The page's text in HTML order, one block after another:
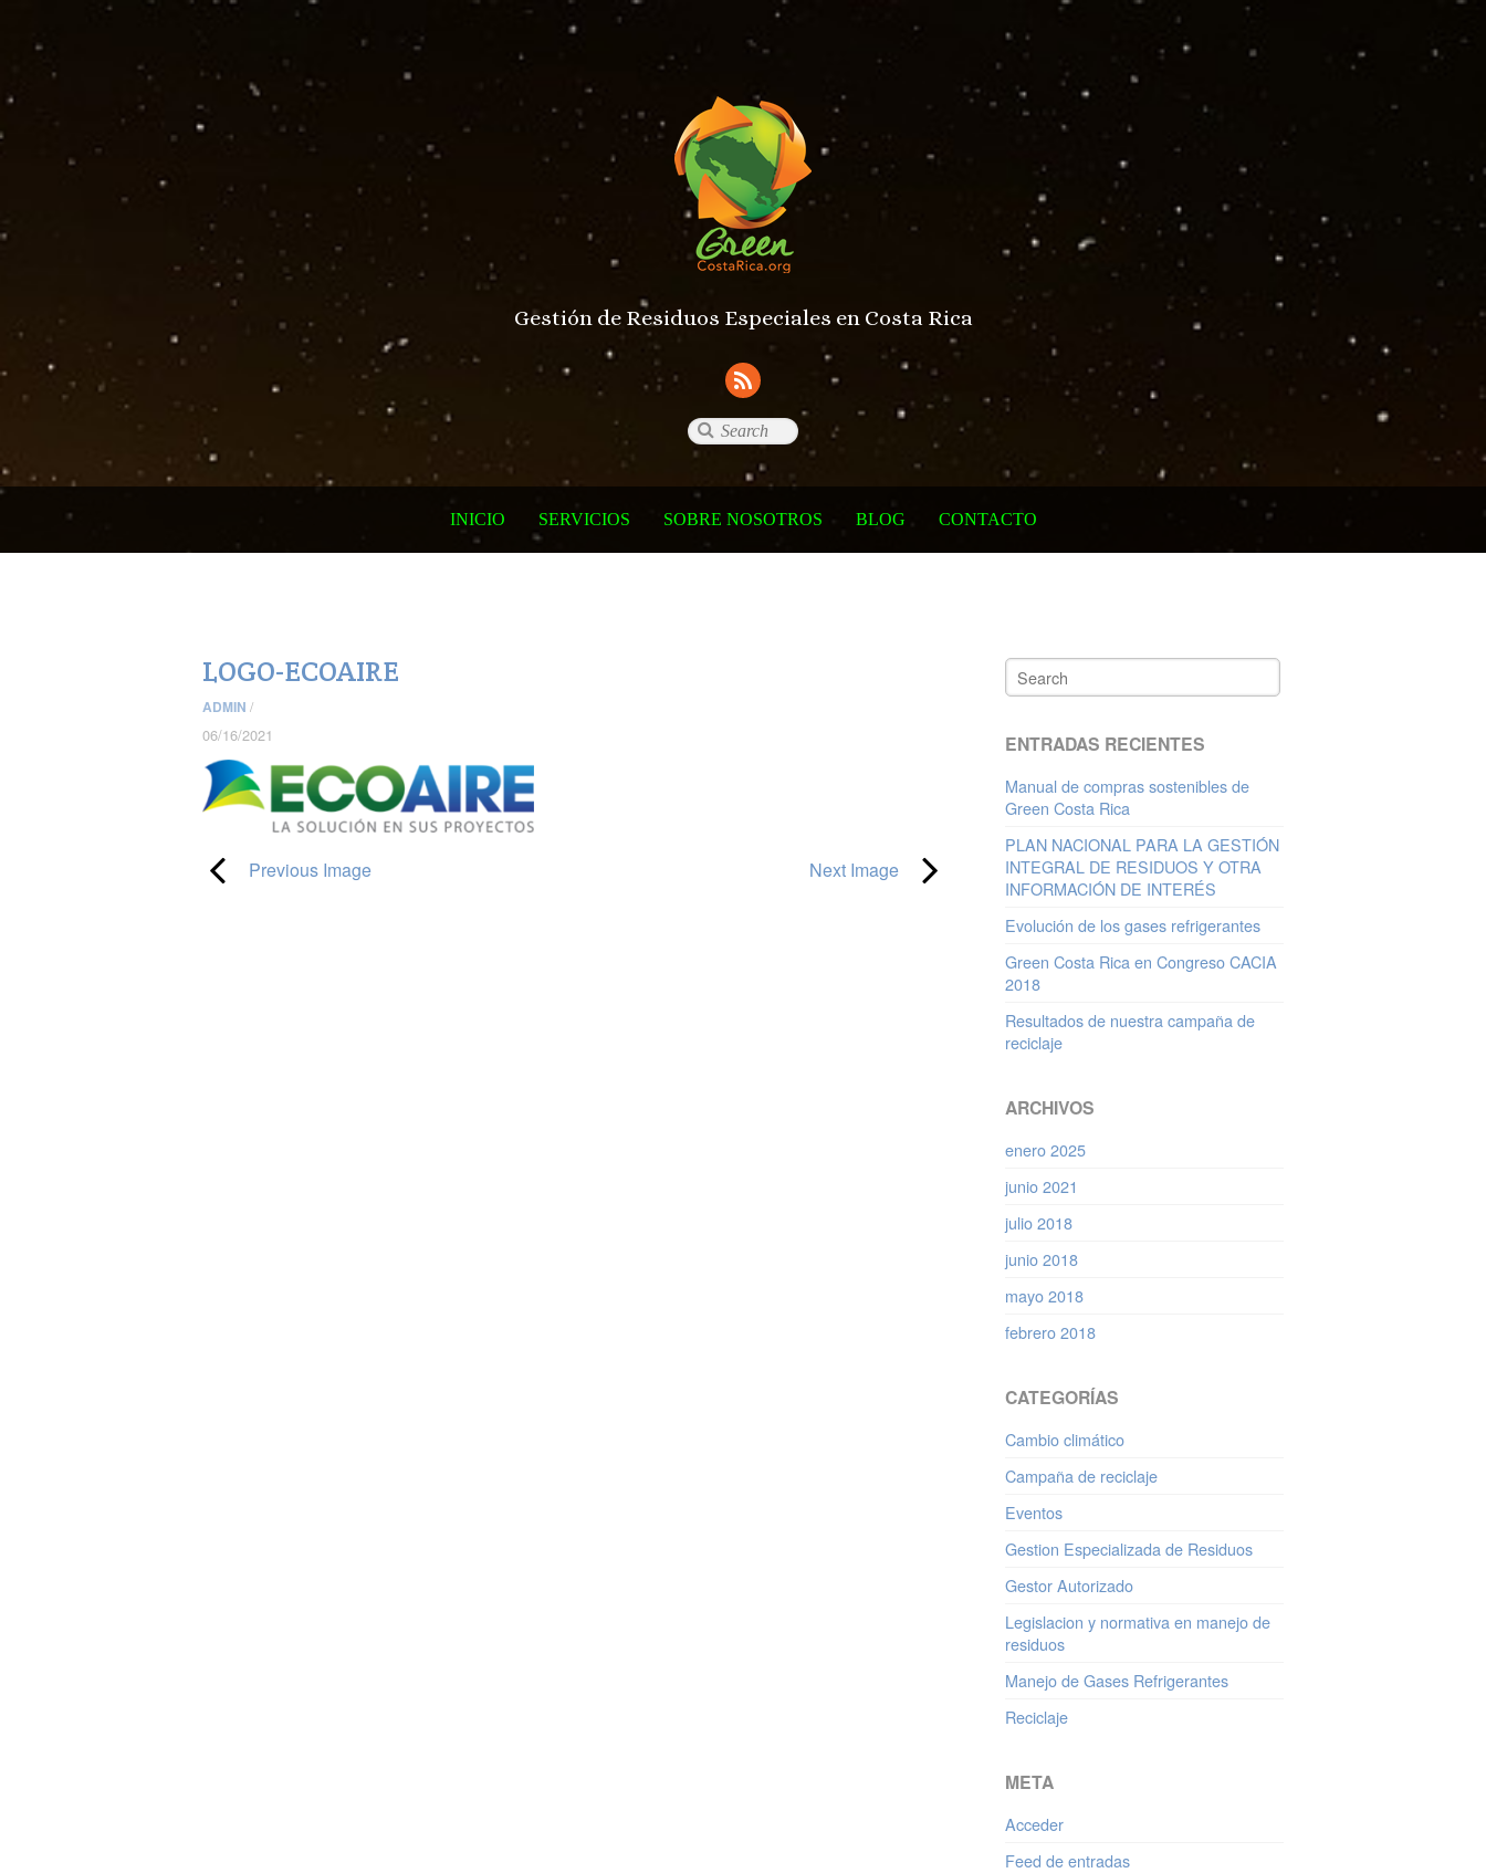
Gestión de Residuos Especiales en Costa Rica
INICIO SERVICIOS SOBRE NOSOTROS BLOG CONTACTO
LOGO-ECOAIRE
ADMIN /
06/16/2021
Previous Image Next Image
ENTRADAS RECIENTES
Manual de compras sostenibles de
Green Costa Rica
PLAN NACIONAL PARA LA GESTIÓN
INTEGRAL DE RESIDUOS Y OTRA
INFORMACIÓN DE INTERÉS
Evolución de los gases refrigerantes
Green Costa Rica en Congreso CACIA
2018
Resultados de nuestra campaña de
reciclaje
ARCHIVOS
enero 2025
junio 2021
julio 2018
junio 2018
mayo 2018
febrero 2018
CATEGORÍAS
Cambio climático
Campaña de reciclaje
Eventos
Gestion Especializada de Residuos
Gestor Autorizado
Legislacion y normativa en manejo de
residuos
Manejo de Gases Refrigerantes
Reciclaje
META
Acceder
Feed de entradas